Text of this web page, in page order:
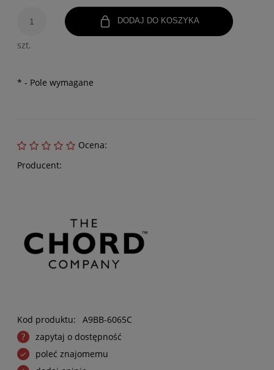
szt.
DODAJ DO KOSZYKA
* - Pole wymagane
Ocena:
Producent:
Kod produktu:
A9BB-6065C
zapytaj o dostępność
poleć znajomemu